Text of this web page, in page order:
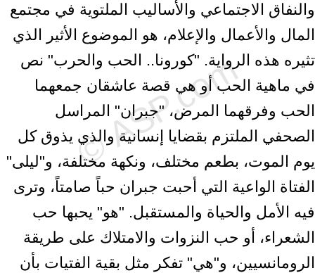
والنفاق الاجتماعي والأساليب الملتوية في مجتمع
المال والأعمال والإعلام، هو الموضوع الأثير الذي
تثيره هذه الرواية. "كورونا.. الحب والحرب" نص
في ماهية الحب أو هي قصة عاشقان جمعهما
الحب وفرقهما المرض، "جبران" المراسل
الصحفي الملتزم بقضايا إنسانية والذي يذوق كل
يوم الموت، بطعم مختلف، ونكهة مختلفة، و"ليلى"
الفتاة الواعية التي أحبت جبران حباً صامتاً، وترى
فيه الأمل والحياة والمستقبل. "هو" يحبها حب
الشعراء، أو حب النزوات والامتلاك على طريقة
الرومانسيين، و"هي" تفكر مثل بقية الفتيات بأن